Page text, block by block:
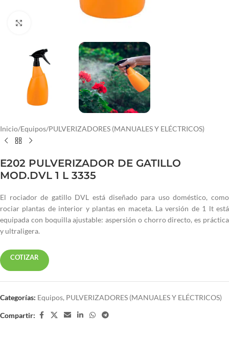
Inicio/Equipos/PULVERIZADORES (MANUALES Y ELÉCTRICOS)
E202 PULVERIZADOR DE GATILLO
MOD.DVL 1 L 3335
El rociador de gatillo DVL está diseñado para uso doméstico, como
rociar plantas de interior y plantas en maceta. La versión de 1 lt está
equipada con boquilla ajustable: aspersión o chorro directo, es práctica
y ultraligera.
COTIZAR
Categorías: Equipos, PULVERIZADORES (MANUALES Y ELÉCTRICOS)
Compartir: